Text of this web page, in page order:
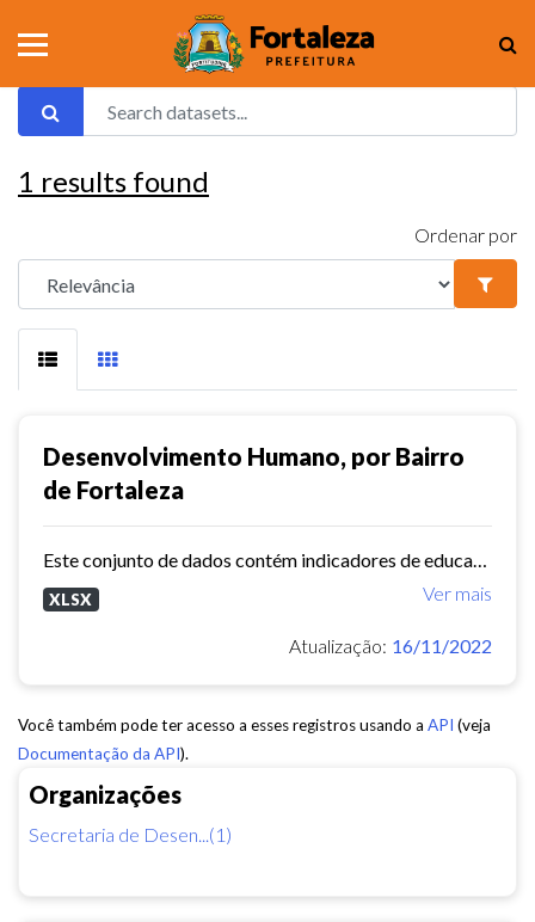
Organizações
Secretaria de Desen...(1)
1 results found
Ordenar por
Desenvolvimento Humano, por Bairro
de Fortaleza
Ver mais
XLSX
Atualização: 16/11/2022
Você também pode ter acesso a esses registros usando a API (veja
Documentação da API).